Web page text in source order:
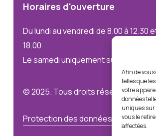
Afin de
telles que
votre
données
uniques sur
vous le
affectées.
Horaires d'ouverture
Du lundi au vendredi de 8.00 à 12.30
18.00
Le samedi uniquement sur rendez-
© 2025. Tous droits réservés
Protection des données